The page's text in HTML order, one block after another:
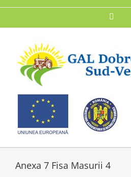
Anexa 7 Fisa Masurii 4